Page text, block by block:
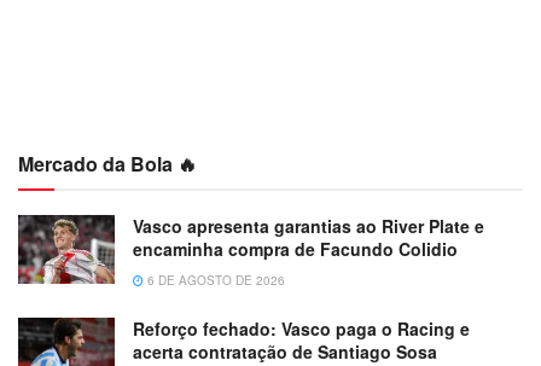
Mercado da Bola 🔥
Vasco apresenta garantias ao River Plate e
encaminha compra de Facundo Colidio
6 DE AGOSTO DE 2026
Reforço fechado: Vasco paga o Racing e
acerta contratação de Santiago Sosa